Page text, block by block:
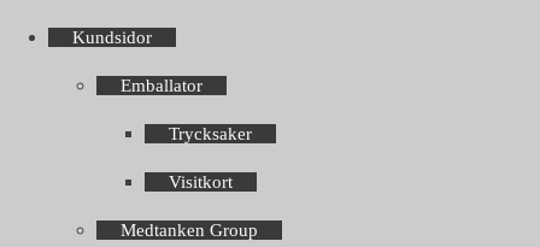
Kundsidor
Emballator
Trycksaker
Visitkort
Medtanken Group